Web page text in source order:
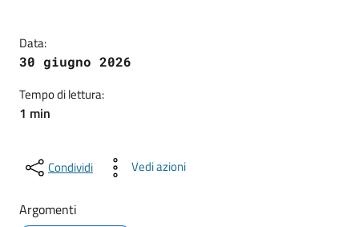
Data:
30 giugno 2026
Tempo di lettura:
1 min
Condividi Vedi azioni
Argomenti